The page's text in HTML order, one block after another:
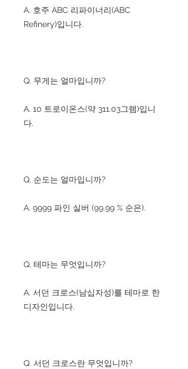
A. 호주 ABC 리파이너리(ABC
Refinery)입니다.
Q. 무게는 얼마입니까?
A. 10 트로이온스(약 311.03그램)입니
다.
Q. 순도는 얼마입니까?
A. 9999 파인 실버 (99.99 % 순은).
Q. 테마는 무엇입니까?
A. 서던 크로스(남십자성)를 테마로 한
디자인입니다.
Q. 서던 크로스란 무엇입니까?